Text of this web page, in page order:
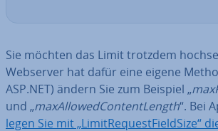
Sie möchten das Limit trotzdem
Webserver hat dafür eine eigene
ASP.NET) ändern Sie zum Beispiel „
und „max­All­o­wed­Con­tent­Length“. Bei
legen Sie mit „Li­mit­Re­quest­FieldSi­ze“